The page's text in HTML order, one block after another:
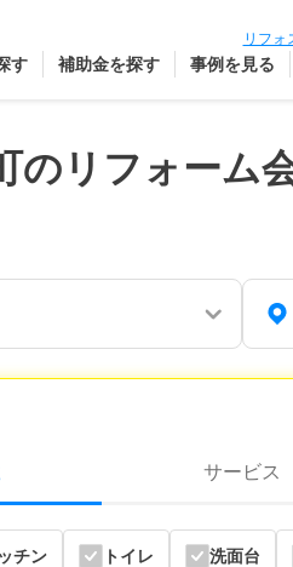
リフォ
す 補助金を探す 事例を見る
のリフォーム
サービス
チン トイレ 洗面台